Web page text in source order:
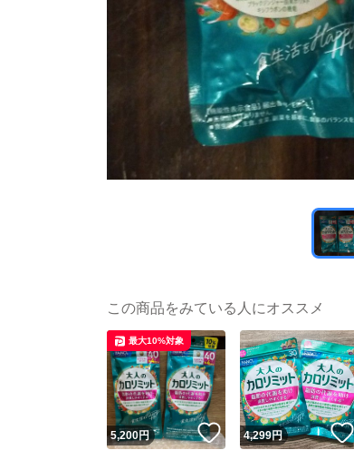
この商品をみている人にオススメ
5,200円 いいね！
最大10%対象
4,299円